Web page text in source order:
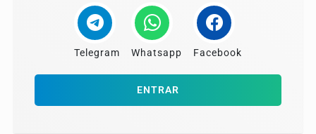
Telegram Whatsapp Facebook
ENTRAR